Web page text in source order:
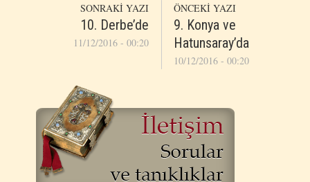
SONRAKİ YAZI
10. Derbe’de
11/12/2016 - 00:20
ÖNCEKİ YAZI
9. Konya ve
Hatunsaray’da
10/12/2016 - 00:20